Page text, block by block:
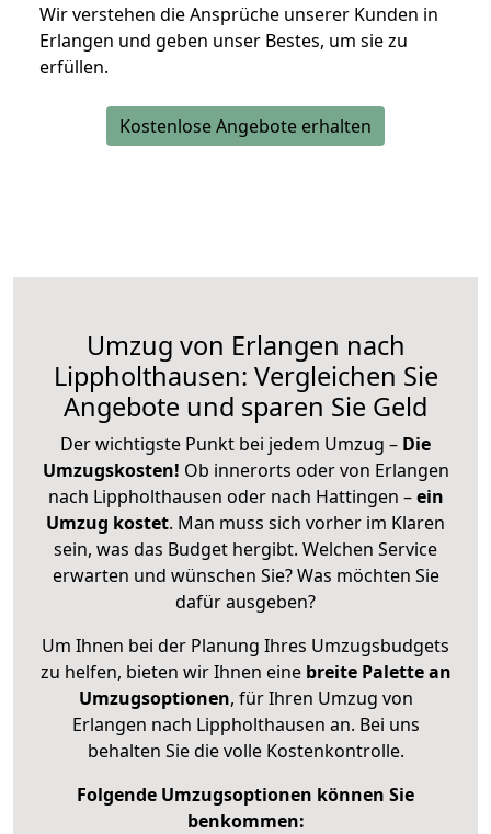
Wir verstehen die Ansprüche unserer Kunden in
Erlangen und geben unser Bestes, um sie zu
erfüllen.
Kostenlose Angebote erhalten
Umzug von Erlangen nach
Lippholthausen: Vergleichen Sie
Angebote und sparen Sie Geld
Der wichtigste Punkt bei jedem Umzug – Die
Umzugskosten! Ob innerorts oder von Erlangen
nach Lippholthausen oder nach Hattingen –ein
Umzug kostet. Man muss sich vorher im Klaren
sein, was das Budget hergibt. Welchen Service
erwarten und wünschen Sie? Was möchten Sie
dafür ausgeben?
Um Ihnen bei der Planung Ihres Umzugsbudgets
zu helfen, bieten wir Ihnen eine breite Palette an
Umzugsoptionen, für Ihren Umzug von
Erlangen nach Lippholthausen an. Bei uns
behalten Sie die volle Kostenkontrolle.
Folgende Umzugsoptionen können Sie
benkommen: